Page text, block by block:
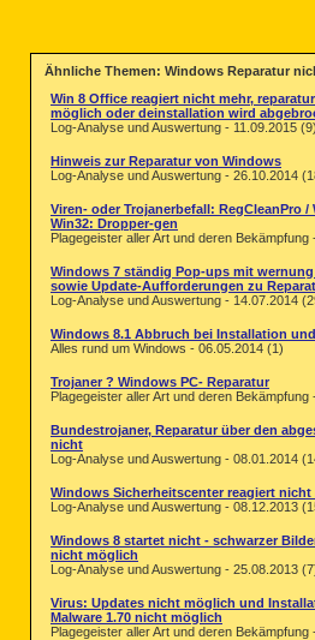
Ähnliche Themen: Windows Reparatur
Win 8 Office reagiert nicht mehr,
möglich oder deinstallation wird
Log-Analyse und Auswertung - 11.09.2015 (9)
Hinweis zur Reparatur von Windows
Log-Analyse und Auswertung - 26.10.2014
Viren- oder Trojanerbefall: RegCleanPro
Win32: Dropper-gen
Plagegeister aller Art und deren Bekämpfung
Windows 7 ständig Pop-ups mit
sowie Update-Aufforderungen zu
Log-Analyse und Auswertung - 14.07.2014
Windows 8.1 Abbruch bei Installation
Alles rund um Windows - 06.05.2014 (1)
Trojaner ? Windows PC- Reparatur
Plagegeister aller Art und deren Bekämpfung
Bundestrojaner, Reparatur über den
nicht
Log-Analyse und Auswertung - 08.01.2014
Windows Sicherheitscenter reagiert
Log-Analyse und Auswertung - 08.12.2013
Windows 8 startet nicht - schwarzer
nicht möglich
Log-Analyse und Auswertung - 25.08.2013
Virus: Updates nicht möglich und
Malware 1.70 nicht möglich
Plagegeister aller Art und deren Bekämpfung